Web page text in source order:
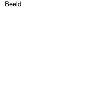
Beeld